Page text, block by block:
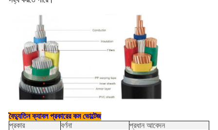
বৈদ্যুতিন ক্যাবল প্রকারের কম ভোল্টেজ
প্রকার
বর্ণনা
প্রধান আবেদন